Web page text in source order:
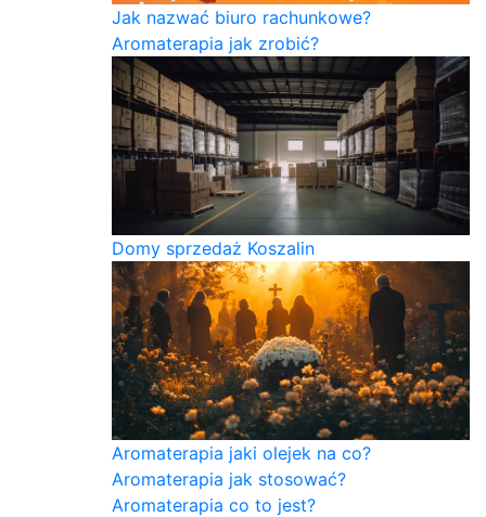
Jak nazwać biuro rachunkowe?
Aromaterapia jak zrobić?
Domy sprzedaż Koszalin
Aromaterapia jaki olejek na co?
Aromaterapia jak stosować?
Aromaterapia co to jest?